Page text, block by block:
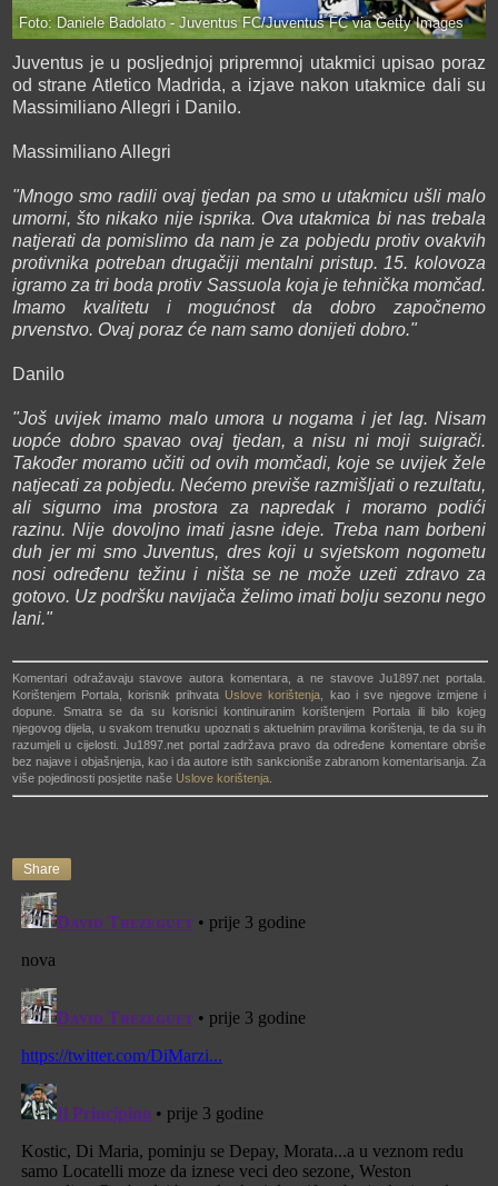
Foto: Daniele Badolato - Juventus FC/Juventus FC via Getty Images
Juventus je u posljednjoj pripremnoj utakmici upisao poraz
od strane Atletico Madrida, a izjave nakon utakmice dali su
Massimiliano Allegri i Danilo.
Massimiliano Allegri
"Mnogo smo radili ovaj tjedan pa smo u utakmicu ušli malo
umorni, što nikako nije isprika. Ova utakmica bi nas trebala
natjerati da pomislimo da nam je za pobjedu protiv ovakvih
protivnika potreban drugačiji mentalni pristup. 15. kolovoza
igramo za tri boda protiv Sassuola koja je tehnička momčad.
Imamo kvalitetu i mogućnost da dobro započnemo
prvenstvo. Ovaj poraz će nam samo donijeti dobro."
Danilo
"Još uvijek imamo malo umora u nogama i jet lag. Nisam
uopće dobro spavao ovaj tjedan, a nisu ni moji suigrači.
Također moramo učiti od ovih momčadi, koje se uvijek žele
natjecati za pobjedu. Nećemo previše razmišljati o rezultatu,
ali sigurno ima prostora za napredak i moramo podići
razinu. Nije dovoljno imati jasne ideje. Treba nam borbeni
duh jer mi smo Juventus, dres koji u svjetskom nogometu
nosi određenu težinu i ništa se ne može uzeti zdravo za
gotovo. Uz podršku navijača želimo imati bolju sezonu nego
lani."
Komentari odražavaju stavove autora komentara, a ne stavove Ju1897.net portala.
Korištenjem Portala, korisnik prihvata Uslove korištenja , kao i sve njegove izmjene i
dopune. Smatra se da su korisnici kontinuiranim korištenjem Portala ili bilo kojeg
njegovog dijela, u svakom trenutku upoznati s aktuelnim pravilima korištenja, te da su ih
razumjeli u cijelosti. Ju1897.net portal zadržava pravo da određene komentare obriše
bez najave i objašnjenja, kao i da autore istih sankcioniše zabranom komentarisanja. Za
više pojedinosti posjetite naše Uslove korištenja
Share